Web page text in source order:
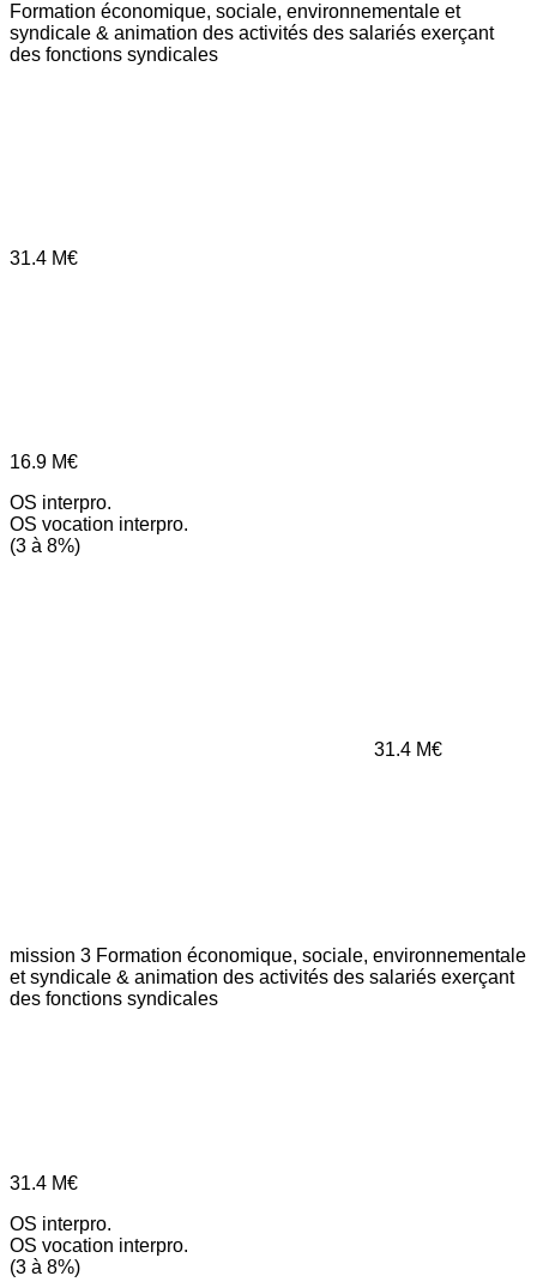
Formation économique, sociale, environnementale et
syndicale & animation des activités des salariés exerçant
des fonctions syndicales
31.4 M€
16.9 M€
OS interpro.
OS vocation interpro.
(3 à 8%)
31.4 M€
mission 3 Formation économique, sociale, environnementale
et syndicale & animation des activités des salariés exerçant
des fonctions syndicales
31.4 M€
OS interpro.
OS vocation interpro.
(3 à 8%)